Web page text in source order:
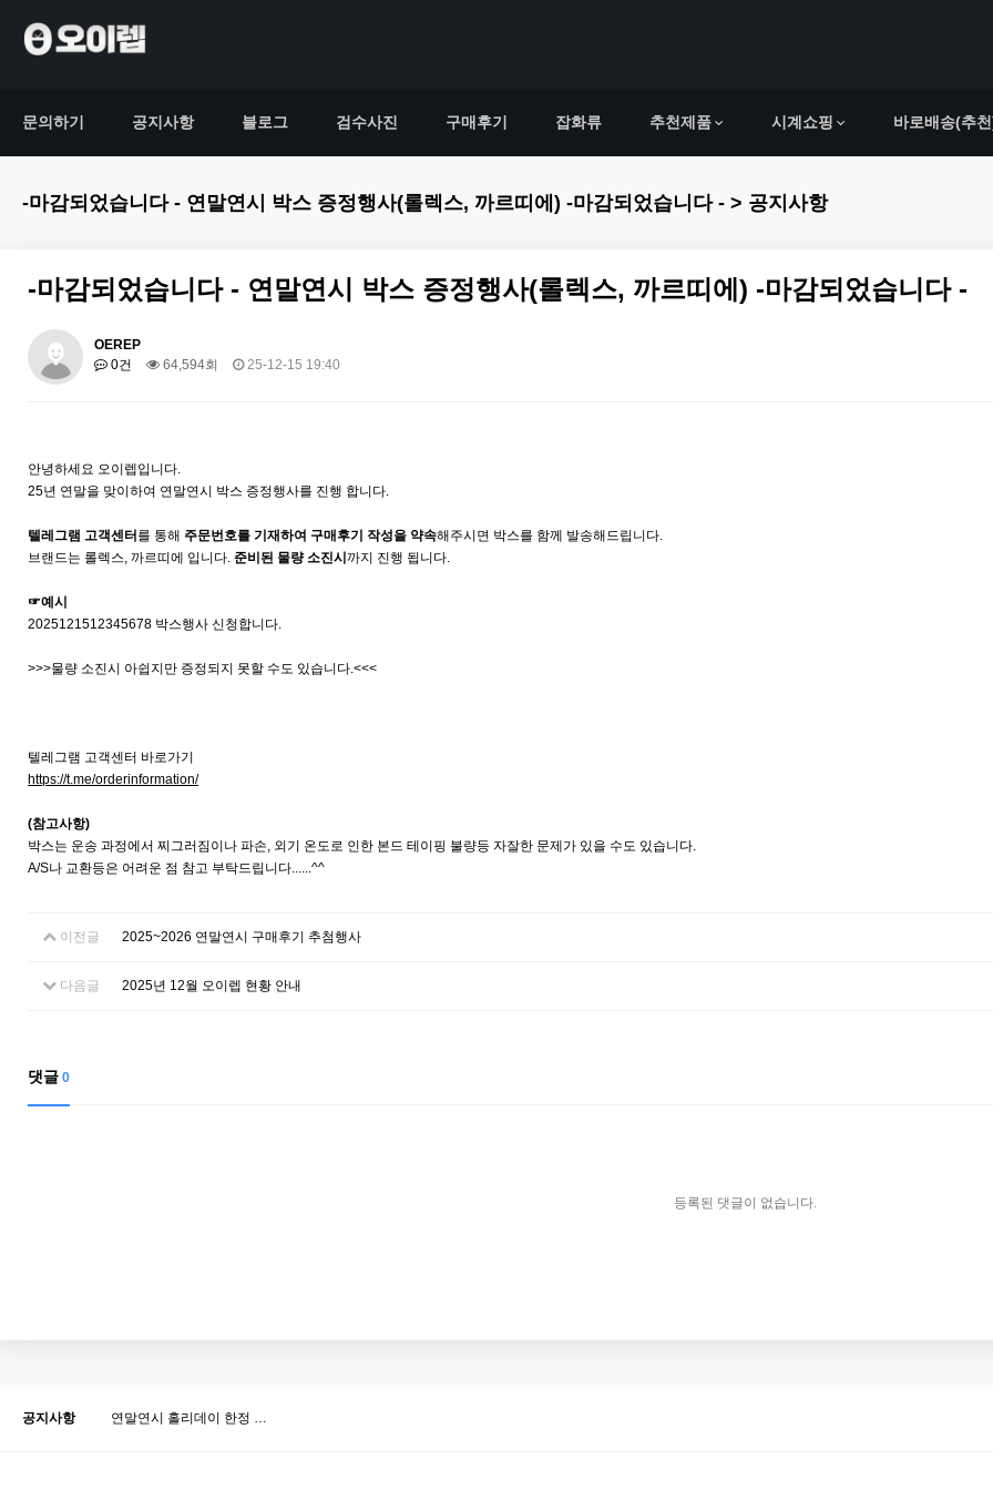
문의하기 공지사항 블로그 검수사진 구매후기 잡화류 추천제품 시계쇼핑 바로배송(추
-마감되었습니다 - 연말연시 박스 증정행사(롤렉스, 까르띠에) -마감되었습니다 - > 공지사항
-마감되었습니다 - 연말연시 박스 증정행사(롤렉스, 까르띠에) -마감되었습니다 -
OEREP
0건
64,594회 25-12-15 19:40
안녕하세요 오이렙입니다.
25년 연말을 맞이하여 연말연시 박스 증정행사를 진행 합니다.
텔레그램 고객센터 를 통해 주문번호를 기재하여 구매후기 작성을 약속해주시면 박스를 함께 발송해드립니다.
브랜드는 롤렉스, 까르띠에 입니다. 준비된 물량 소진시 까지 진행 됩니다.
☞예시
2025121512345678 박스행사 신청합니다.
>>>물량 소진시 아쉽지만 증정되지 못할 수도 있습니다.<<<
텔레그램 고객센터 바로가기
https://t.me/orderinformation/
(참고사항)
박스는 운송 과정에서 찌그러짐이나 파손, 외기 온도로 인한 본드 테이핑 불량등 자잘한 문제가 있을 수도 있습니다.
A/S나 교환등은 어려운 점 참고 부탁드립니다......^^
이전글 2025~2026 연말연시 구매후기 추첨행사
다음글 2025년 12월 오이렙 현황 안내
댓글 0
등록된 댓글이 없습니다.
공지사항 연말연시 홀리데이 한정 …